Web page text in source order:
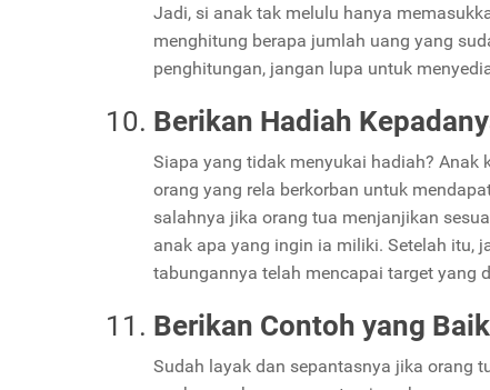
Jadi, si anak tak melulu hanya
menghitung berapa jumlah uang yang
penghitungan, jangan lupa untuk
Berikan Hadiah
Siapa yang tidak menyukai hadiah? Anak
orang yang rela berkorban untuk
salahnya jika orang tua menjanjikan
anak apa yang ingin ia miliki. Setelah itu,
tabungannya telah mencapai target yang
Berikan Contoh yang Baik
Sudah layak dan sepantasnya jika orang